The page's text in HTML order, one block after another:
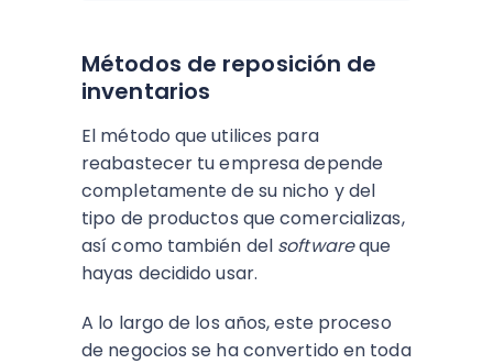
Métodos de reposición de
inventarios
El método que utilices para
reabastecer tu empresa depende
completamente de su nicho y del
tipo de productos que comercializas,
así como también del softwareque
hayas decidido usar.
A lo largo de los años, este proceso
de negocios se ha convertido en toda